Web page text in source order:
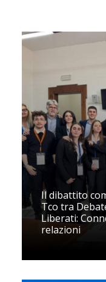
Il dibattito
Tco tra
Liberati:
relazioni